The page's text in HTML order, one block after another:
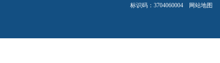
标识码：3704060004 网站地图